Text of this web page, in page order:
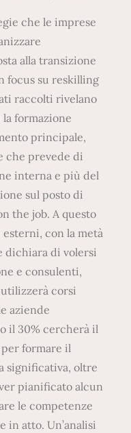
che le imprese
alla transizione
focus su reskilling
raccolti rivelano
formazione
principale,
che prevede di
interna e più del
sul posto di
the job. A questo
con la metà
dichiara di volersi
e consulenti,
corsi
aziende
il 30% cercherà il
formare il
significativa, oltre
pianificato alcun
le competenze
in atto. Un’analisi